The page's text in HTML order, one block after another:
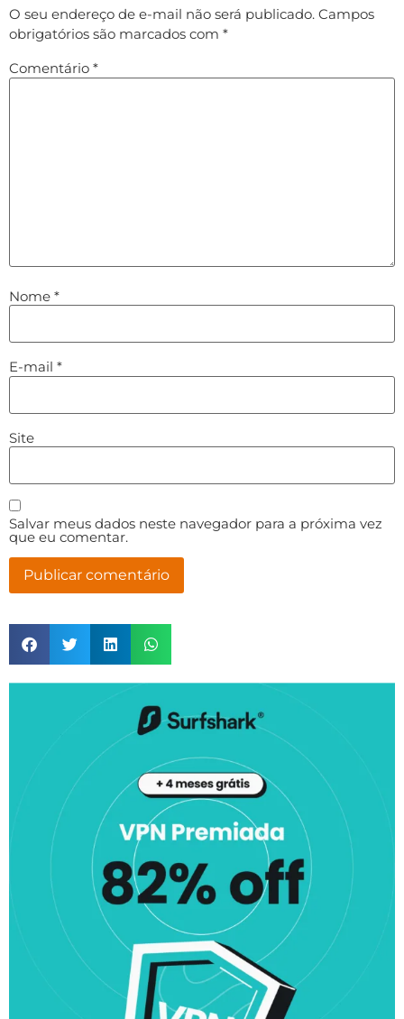
O seu endereço de e-mail não será publicado. Campos
obrigatórios são marcados com *
Comentário *
Nome *
E-mail *
Site
Salvar meus dados neste navegador para a próxima vez
que eu comentar.